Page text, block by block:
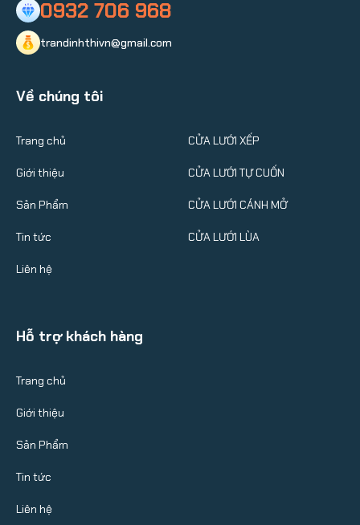
0932 706 968
trandinhthivn@gmail.com
Về chúng tôi
Trang chủ
Giới thiệu
Sản Phẩm
Tin tức
Liên hệ
CỬA LƯỚI XẾP
CỬA LƯỚI TỰ CUỐN
CỬA LƯỚI CÁNH MỞ
CỬA LƯỚI LÙA
Hỗ trợ khách hàng
Trang chủ
Giới thiệu
Sản Phẩm
Tin tức
Liên hệ